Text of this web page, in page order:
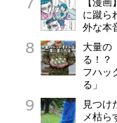
に蹴ら
外な本
大量の
る！？
フハッ
る」
見つけ
メ枯